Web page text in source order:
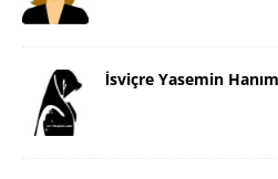
İsviçre Yasemin